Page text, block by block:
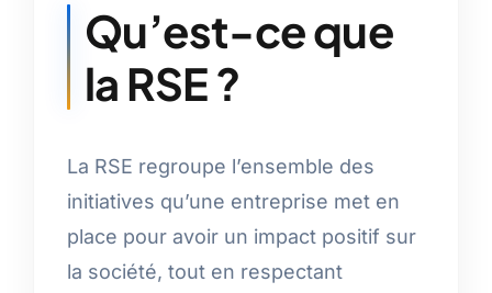
Qu’est-ce que
la RSE ?
La RSE regroupe l’ensemble des
initiatives qu’une entreprise met en
place pour avoir un impact positif sur
la société, tout en respectant